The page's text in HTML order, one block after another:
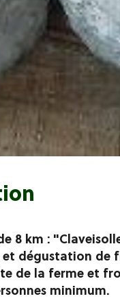
8 km :
dégustation de
de la ferme et
minimum.